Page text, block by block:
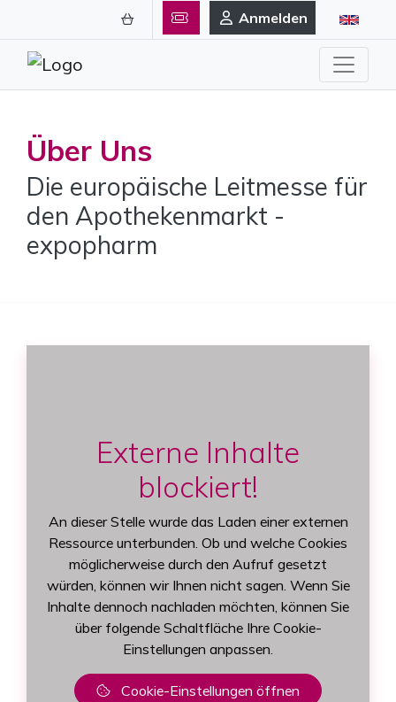
Anmelden
Über Uns
Die europäische Leitmesse für
den Apothekenmarkt -
expopharm
Externe Inhalte
blockiert!
An dieser Stelle wurde das Laden einer externen
Ressource unterbunden. Ob und welche Cookies
möglicherweise durch den Aufruf gesetzt
würden, können wir Ihnen nicht sagen. Wenn Sie
Inhalte dennoch nachladen möchten, können Sie
über folgende Schaltfläche Ihre Cookie-
Einstellungen anpassen.
Cookie-Einstellungen öffnen